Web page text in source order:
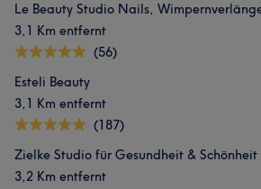
Le Beauty Studio Nails,
3,1 Km entfernt
(56)
Esteli Beauty
3,1 Km entfernt
(187)
Zielke Studio für Gesundheit & Schönheit
3,2 Km entfernt